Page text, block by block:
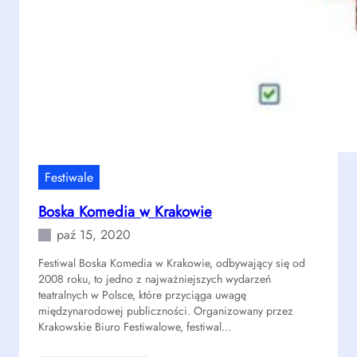
u
n
u
Festiwale
Boska Komedia w Krakowie
paź 15, 2020
Festiwal Boska Komedia w Krakowie, odbywający się od
2008 roku, to jedno z najważniejszych wydarzeń
teatralnych w Polsce, które przyciąga uwagę
międzynarodowej publiczności. Organizowany przez
Krakowskie Biuro Festiwalowe, festiwal…